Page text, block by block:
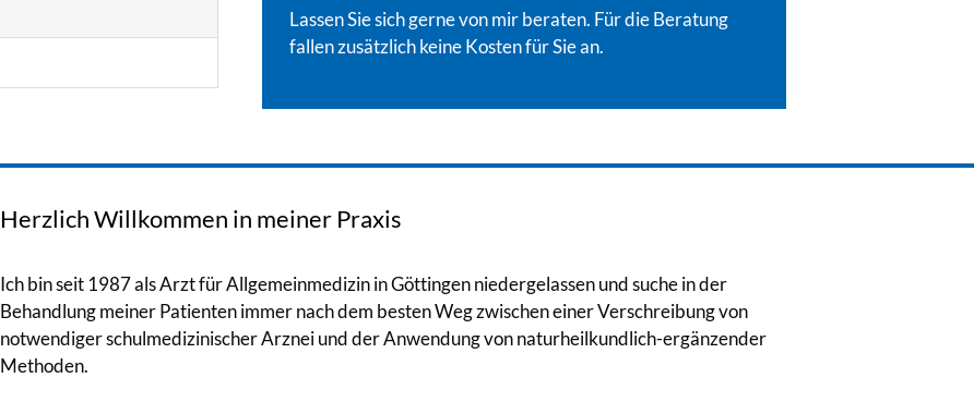
Lassen Sie sich gerne von mir beraten. Für die Beratung
fallen zusätzlich keine Kosten für Sie an.
Herzlich Willkommen in meiner Praxis
Ich bin seit 1987 als Arzt für Allgemeinmedizin in Göttingen niedergelassen und suche in der
Behandlung meiner Patienten immer nach dem besten Weg zwischen einer Verschreibung von
notwendiger schulmedizinischer Arznei und der Anwendung von naturheilkundlich-ergänzender
Methoden.